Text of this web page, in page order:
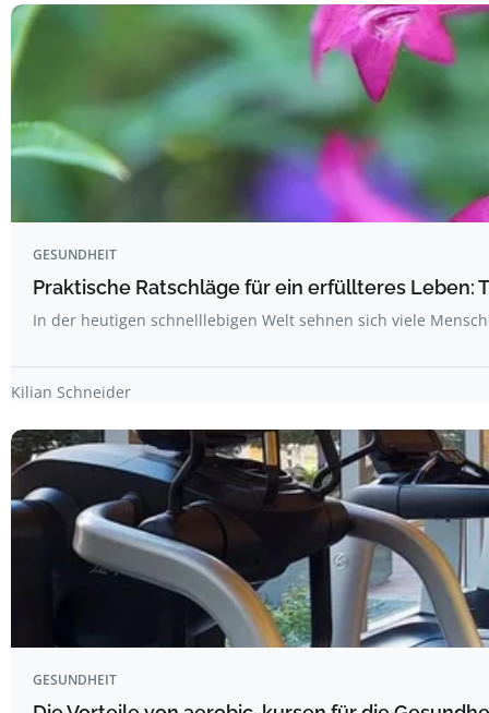
GESUNDHEIT
Praktische Ratschläge für ein erfüllteres Leben:
In der heutigen schnelllebigen Welt sehnen sich viele
Kilian Schneider
GESUNDHEIT